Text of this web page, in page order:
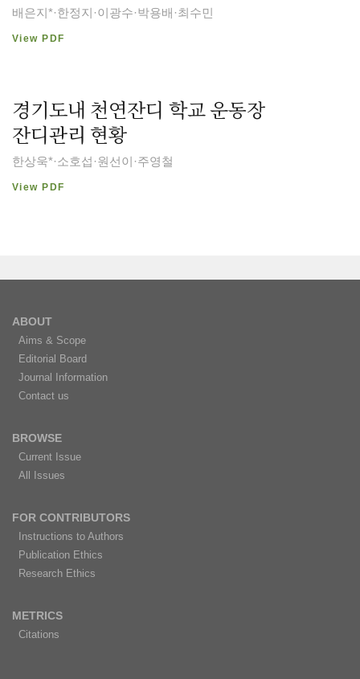
배은지*·한정지·이광수·박용배·최수민
View PDF
경기도내 천연잔디 학교 운동장
잔디관리 현황
한상욱*·소호섭·원선이·주영철
View PDF
ABOUT
Aims & Scope
Editorial Board
Journal Information
Contact us
BROWSE
Current Issue
All Issues
FOR CONTRIBUTORS
Instructions to Authors
Publication Ethics
Research Ethics
METRICS
Citations